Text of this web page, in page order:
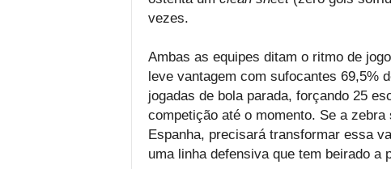
vezes.
Ambas as equipes ditam o ritmo de
leve vantagem com sufocantes 69,5%
jogadas de bola parada, forçando 25
competição até o momento. Se a
Espanha, precisará transformar essa
uma linha defensiva que tem beirado a